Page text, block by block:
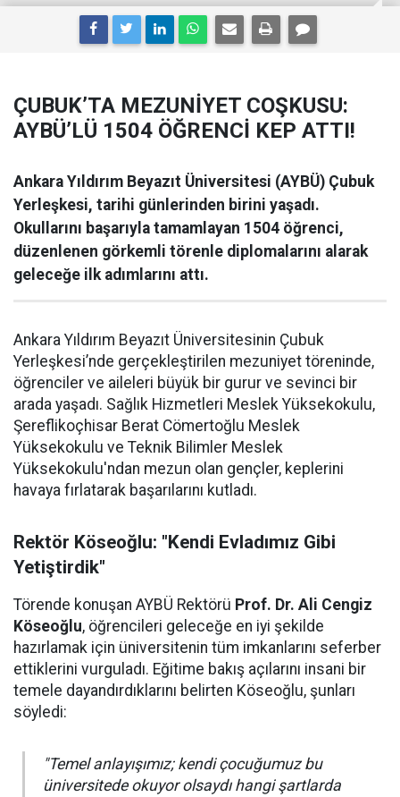
ÇUBUK’TA MEZUNİYET COŞKUSU:
AYBÜ’LÜ 1504 ÖĞRENCİ KEP ATTI!
Ankara Yıldırım Beyazıt Üniversitesi (AYBÜ) Çubuk
Yerleşkesi, tarihi günlerinden birini yaşadı.
Okullarını başarıyla tamamlayan 1504 öğrenci,
düzenlenen görkemli törenle diplomalarını alarak
geleceğe ilk adımlarını attı.
Ankara Yıldırım Beyazıt Üniversitesinin Çubuk
Yerleşkesi’nde gerçekleştirilen mezuniyet töreninde,
öğrenciler ve aileleri büyük bir gurur ve sevinci bir
arada yaşadı. Sağlık Hizmetleri Meslek Yüksekokulu,
Şereflikoçhisar Berat Cömertoğlu Meslek
Yüksekokulu ve Teknik Bilimler Meslek
Yüksekokulu'ndan mezun olan gençler, keplerini
havaya fırlatarak başarılarını kutladı.
Rektör Köseoğlu: "Kendi Evladımız Gibi
Yetiştirdik"
Törende konuşan AYBÜ Rektörü Prof. Dr. Ali Cengiz
Köseoğlu, öğrencileri geleceğe en iyi şekilde
hazırlamak için üniversitenin tüm imkanlarını seferber
ettiklerini vurguladı. Eğitime bakış açılarını insani bir
temele dayandırdıklarını belirten Köseoğlu, şunları
söyledi:
"Temel anlayışımız; kendi çocuğumuz bu
üniversitede okuyor olsaydı hangi şartlarda